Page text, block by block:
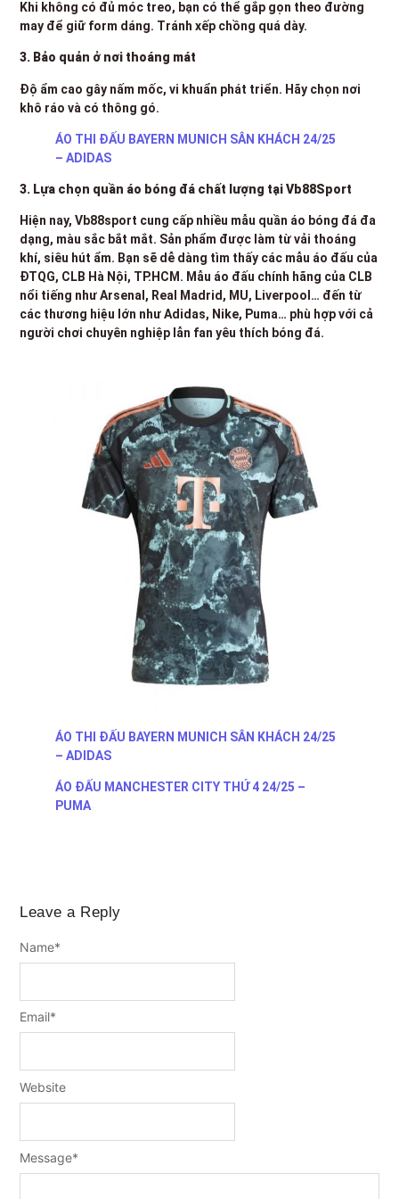
Khi không có đủ móc treo, bạn có thể gắp gọn theo đường
may để giữ form dáng. Tránh xếp chồng quá dày.
3. Bảo quản ở nơi thoáng mát
Độ ẩm cao gây nấm mốc, vi khuẩn phát triển. Hãy chọn nơi
khô ráo và có thông gó.
ÁO THI ĐẤU BAYERN MUNICH SÂN KHÁCH 24/25
– ADIDAS
3. Lựa chọn quần áo bóng đá chất lượng tại Vb88Sport
Hiện nay, Vb88sport cung cấp nhiều mẫu quần áo bóng đá đa
dạng, màu sắc bắt mắt. Sản phẩm được làm từ vải thoáng
khí, siêu hút ẩm. Bạn sẽ dễ dàng tìm thấy các mẫu áo đấu của
ĐTQG, CLB Hà Nội, TP.HCM. Mẫu áo đấu chính hãng của CLB
nổi tiếng như Arsenal, Real Madrid, MU, Liverpool… đến từ
các thương hiệu lớn như Adidas, Nike, Puma… phù hợp với cả
người chơi chuyên nghiệp lẫn fan yêu thích bóng đá.
ÁO THI ĐẤU BAYERN MUNICH SÂN KHÁCH 24/25
– ADIDAS
ÁO ĐẤU MANCHESTER CITY THỨ 4 24/25 –
PUMA
Leave a Reply
Message*
Name*
Email*
Website